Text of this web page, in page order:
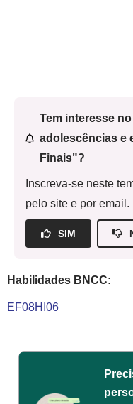
Tem interesse
adolescências e
Finais"?
Inscreva-se neste
pelo site e por email.
SIM
Habilidades BNCC:
EF08HI06